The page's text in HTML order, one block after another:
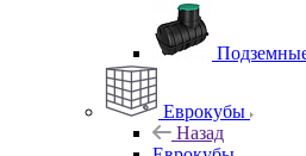
Еврокубы
Назад